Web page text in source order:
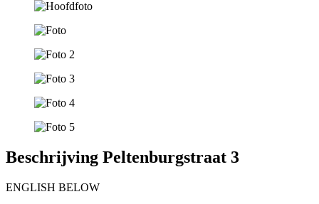
Beschrijving Peltenburgstraat 3
ENGLISH BELOW